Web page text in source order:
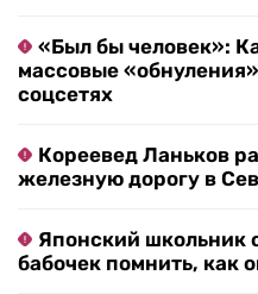
«Был бы человек»:
массовые
соцсетях
Кореевед Ланьков
железную дорогу в
Японский школьник
бабочек помнить, как